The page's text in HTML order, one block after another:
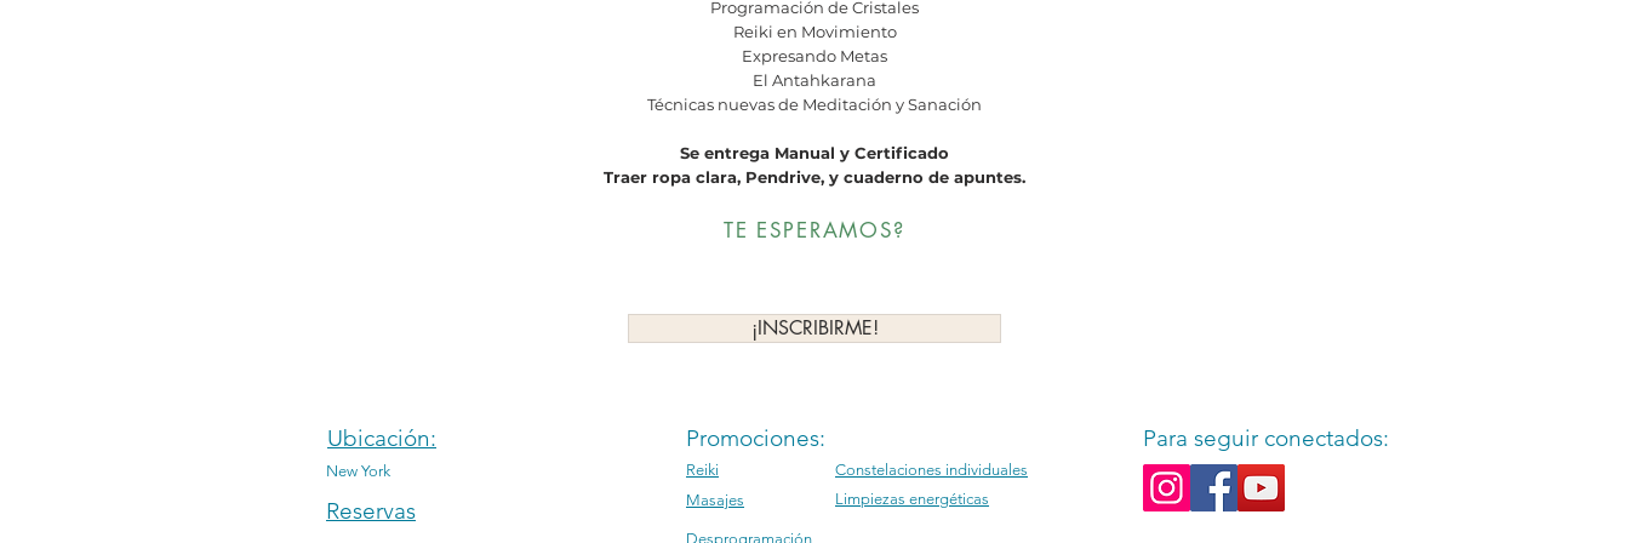
Programación de Cristales
Reiki en Movimiento
Expresando Metas
El Antahkarana
Técnicas nuevas de Meditación y Sanación
Se entrega Manual y Certificado
Traer ropa clara, Pendrive, y cuaderno de apuntes.
TE ESPERAMOS?
¡INSCRIBIRME!
Ubicación:
New York
Reservas
Promociones:
Reiki
Masajes
Constelaciones individuales
Limpiezas energéticas
Desprogramación
Para seguir conectados: